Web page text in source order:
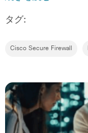
タグ:
Cisco Secure Firewall